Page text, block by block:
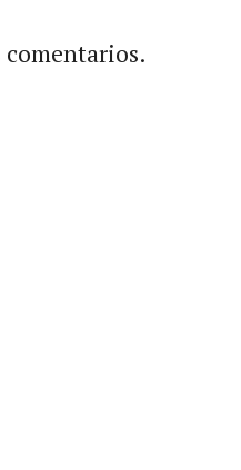
comentarios.